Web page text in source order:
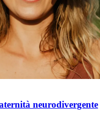
neurodivergente